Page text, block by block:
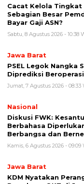
Cacat Kelola Tingkat
Sebagian Besar
Bayar Gaji ASN?
Sabtu, 8 Agustus 2026 - 10:38
Jawa Barat
PSEL Legok Nangka
Diprediksi
Jumat, 7 Agustus 2026 - 08:33
Nasional
Diskusi FWK:
Berbahasa
Berbangsa dan
Kamis, 6 Agustus 2026 - 09:09
Jawa Barat
KDM Nyatakan